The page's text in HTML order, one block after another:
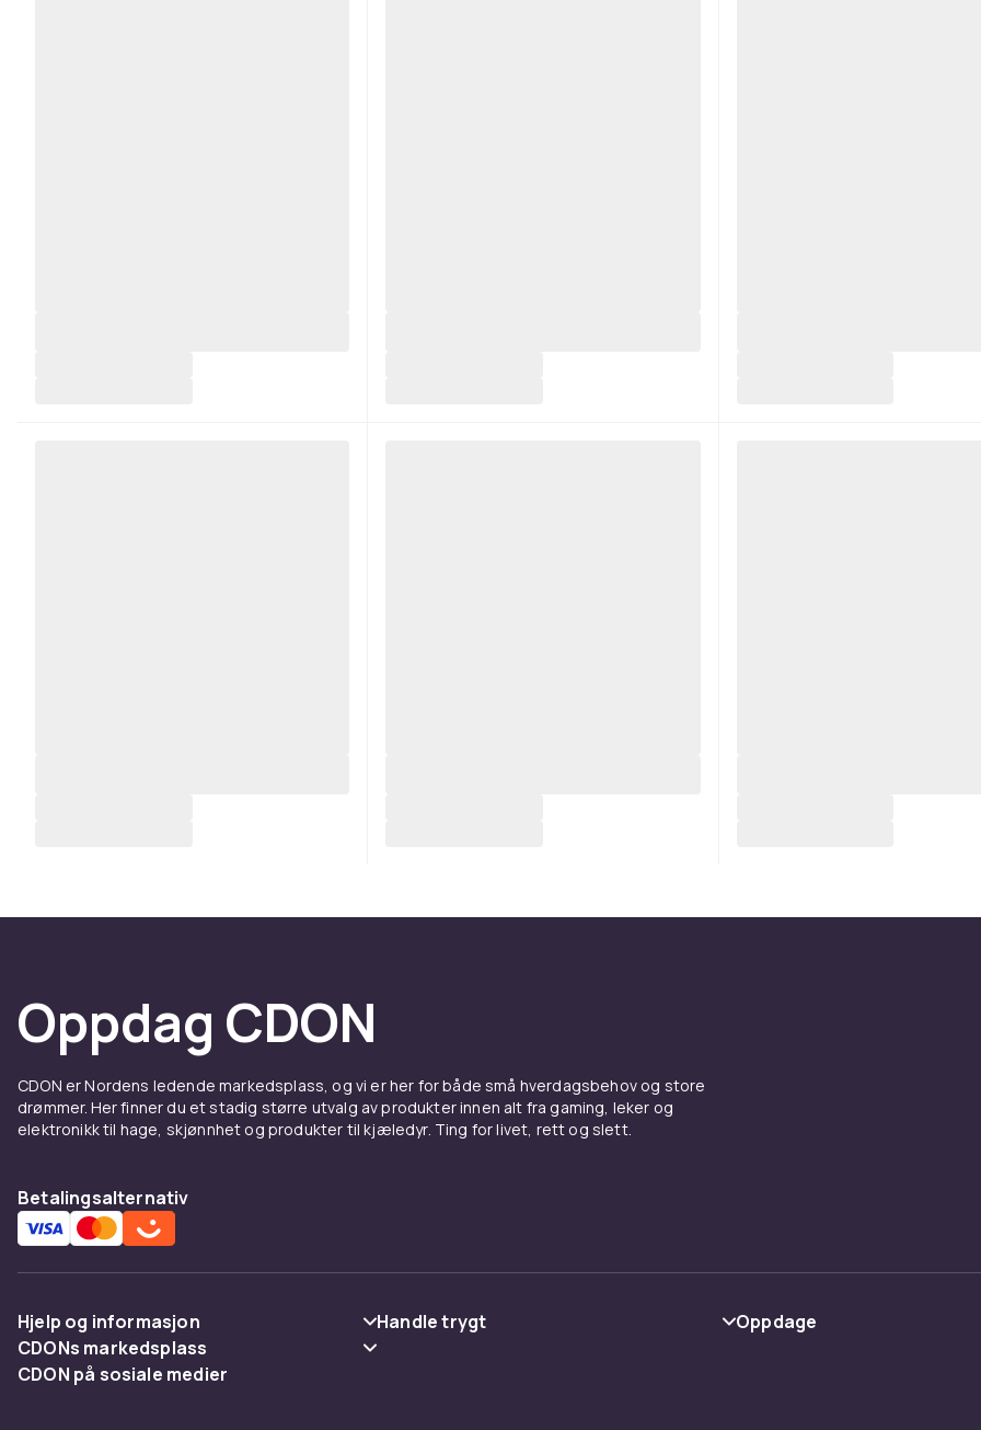
Oppdag CDON
CDON er Nordens ledende markedsplass, og vi er her for både små hverdagsbehov og store
drømmer. Her finner du et stadig større utvalg av produkter innen alt fra gaming, leker og
elektronikk til hage, skjønnhet og produkter til kjæledyr. Ting for livet, rett og slett.
Betalingsalternativ
Hjelp og informasjon
Vanlige spørsmål
Handle trygt
Oppdage
CDONs markedsplass
Merchant Help Center
CDON på sosiale medier